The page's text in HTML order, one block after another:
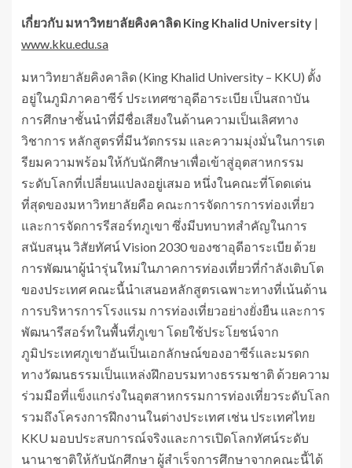
เกี่ยวกับ มหาวิทยาลัยคิงคาลิด King Khalid University |
www.kku.edu.sa
มหาวิทยาลัยคิงคาลิด (King Khalid University – KKU) ตั้ง
อยู่ในภูมิภาคอาซีร์ ประเทศซาอุดีอาระเบีย เป็นสถาบัน
การศึกษาชั้นนำที่มีชื่อเสียงในด้านความเป็นเลิศทาง
วิชาการ หลักสูตรที่มีนวัตกรรม และความมุ่งมั่นในการเต
รียมความพร้อมให้กับนักศึกษาเพื่อเข้าสู่อุตสาหกรรม
ระดับโลกที่เปลี่ยนแปลงอยู่เสมอ หนึ่งในคณะที่โดดเด่น
ที่สุดของมหาวิทยาลัยคือ คณะการจัดการการท่องเที่ยว
และการจัดการรีสอร์ทภูเขา ซึ่งมีบทบาทสำคัญในการ
สนับสนุน วิสัยทัศน์ Vision 2030 ของซาอุดีอาระเบีย ด้วย
การพัฒนาผู้นำรุ่นใหม่ในภาคการท่องเที่ยวที่กำลังเติบโต
ของประเทศ คณะนี้นำเสนอหลักสูตรเฉพาะทางที่เน้นด้าน
การบริหารการโรงแรม การท่องเที่ยวอย่างยั่งยืน และการ
พัฒนารีสอร์ทในพื้นที่ภูเขา โดยใช้ประโยชน์จาก
ภูมิประเทศภูเขาอันเป็นเอกลักษณ์ของอาซีร์และมรดก
ทางวัฒนธรรมเป็นแหล่งฝึกอบรมทางธรรมชาติ ด้วยความ
ร่วมมือที่แข็งแกร่งในอุตสาหกรรมการท่องเที่ยวระดับโลก
รวมถึงโครงการฝึกงานในต่างประเทศ เช่น ประเทศไทย
KKU มอบประสบการณ์จริงและการเปิดโลกทัศน์ระดับ
นานาชาติให้กับนักศึกษา ผู้สำเร็จการศึกษาจากคณะนี้ได้